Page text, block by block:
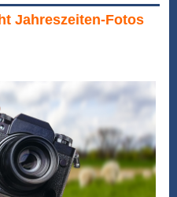
Jahreszeiten-Fotos